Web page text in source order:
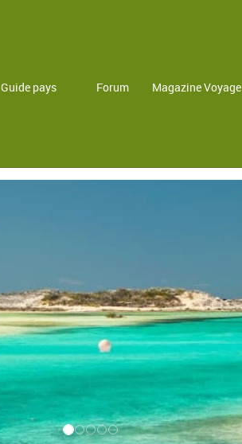
Guide pays Forum Magazine Voyage